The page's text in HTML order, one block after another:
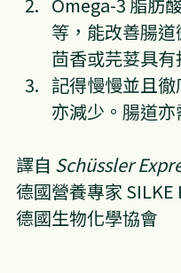
等，能改善腸
茴香或芫荽具
記得慢慢並且
亦減少。腸道亦
譯自 Schüssler
德國營養專家 SILKE
德國生物化學協會